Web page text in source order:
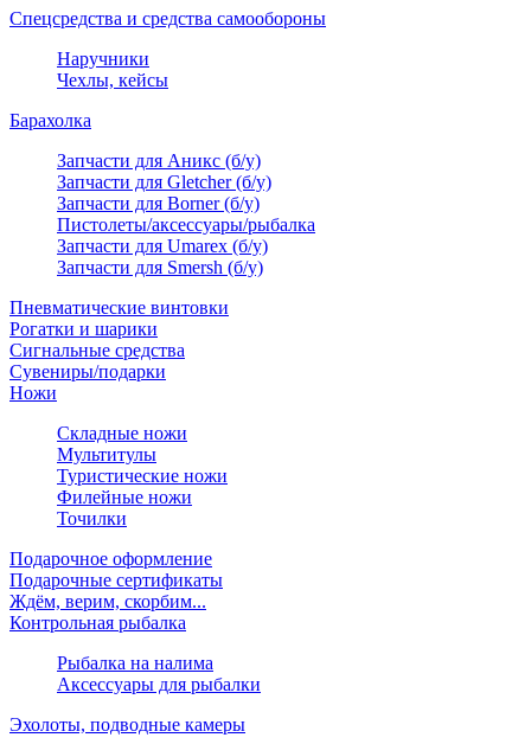
Спецсредства и средства самообороны
Наручники
Чехлы, кейсы
Барахолка
Запчасти для Аникс (б/у)
Запчасти для Gletcher (б/у)
Запчасти для Borner (б/у)
Пистолеты/аксессуары/рыбалка
Запчасти для Umarex (б/у)
Запчасти для Smersh (б/у)
Пневматические винтовки
Рогатки и шарики
Сигнальные средства
Сувениры/подарки
Ножи
Складные ножи
Мультитулы
Туристические ножи
Филейные ножи
Точилки
Подарочное оформление
Подарочные сертификаты
Ждём, верим, скорбим...
Контрольная рыбалка
Рыбалка на налима
Аксессуары для рыбалки
Эхолоты, подводные камеры